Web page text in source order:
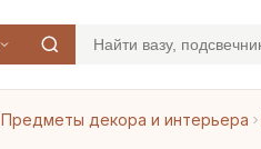
Предметы декора и интерьера